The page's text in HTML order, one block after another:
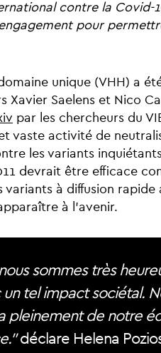
contre la Covid-
pour
unique (VHH) a
Xavier Saelens et Nico
par les chercheurs du
vaste activité de
les variants
devrait être efficace
à diffusion rapide
à l’avenir.
sommes très
tel impact sociétal.
pleinement de notre
déclare Helena